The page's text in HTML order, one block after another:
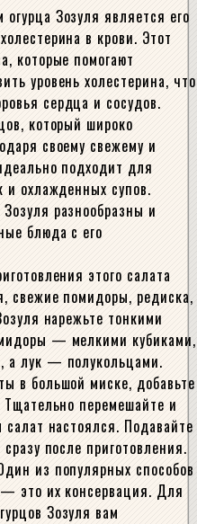
Зозуля является его
в крови. Этот
которые помогают
уровень холестерина, что
сердца и сосудов.
который широко
своему свежему и
подходит для
и охлажденных супов.
разнообразны и
блюда с его
этого салата
свежие помидоры, редиска,
нарежьте тонкими
— мелкими кубиками,
а лук — полукольцами.
в большой миске, добавьте
перемешайте и
настоялся. Подавайте
после приготовления.
из популярных способов
это их консервация. Для
Зозуля вам